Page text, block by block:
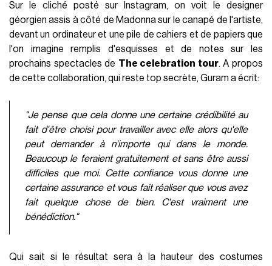
Sur le cliché posté sur Instagram, on voit le designer
géorgien assis à côté de Madonna sur le canapé de l'artiste,
devant un ordinateur et une pile de cahiers et de papiers que
l'on imagine remplis d'esquisses et de notes sur les
prochains spectacles de The celebration tour. A propos
de cette collaboration, qui reste top secrète, Guram a écrit:
"Je pense que cela donne une certaine crédibilité au
fait d'être choisi pour travailler avec elle alors qu'elle
peut demander à n'importe qui dans le monde.
Beaucoup le feraient gratuitement et sans être aussi
difficiles que moi. Cette confiance vous donne une
certaine assurance et vous fait réaliser que vous avez
fait quelque chose de bien. C'est vraiment une
bénédiction."
Qui sait si le résultat sera à la hauteur des costumes